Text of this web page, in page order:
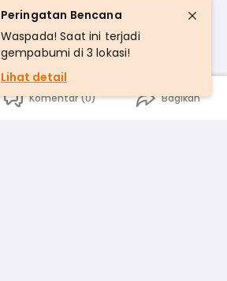
Komentar (0) Bagikan
Peringatan Bencana
Waspada! Saat ini terjadi
gempabumi di 3 lokasi!
Lihat detail